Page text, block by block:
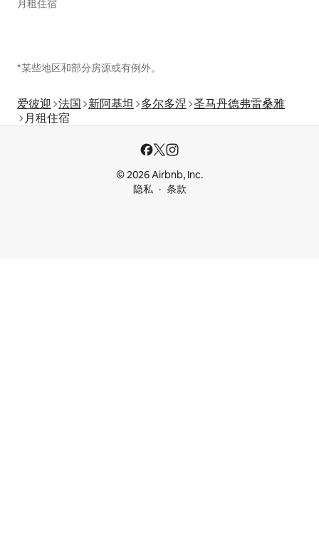
月租住宿
*某些地区和部分房源或有例外。
爱彼迎 法国 新阿基坦 多尔多涅 圣马丹德弗雷桑雅
月租住宿
© 2026 Airbnb, Inc.
隐私
条款